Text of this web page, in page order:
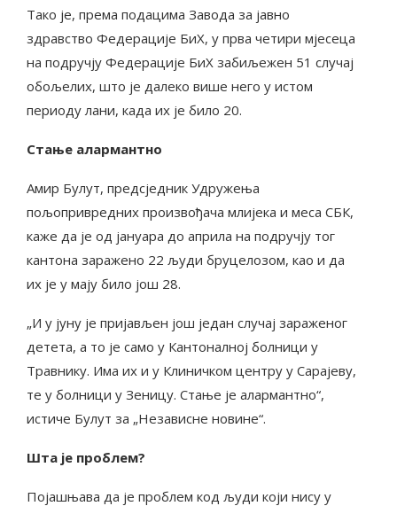
Тако је, према подацима Завода за јавно
здравство Федерације БиХ, у прва четири мјесеца
на подручју Федерације БиХ забиљежен 51 случај
обољелих, што је далеко више него у истом
периоду лани, када их је било 20.
Стање алармантно
Амир Булут, предсједник Удружења
пољопривредних произвођача млијека и меса СБК,
каже да је од јануара до априла на подручју тог
кантона заражено 22 људи бруцелозом, као и да
их је у мају било још 28.
„И у јуну је пријављен још један случај зараженог
детета, а то је само у Кантоналној болници у
Травнику. Има их и у Клиничком центру у Сарајеву,
те у болници у Зеницу. Стање је алармантно“,
истиче Булут за „Независне новине“.
Шта је проблем?
Појашњава да је проблем код људи који нису у